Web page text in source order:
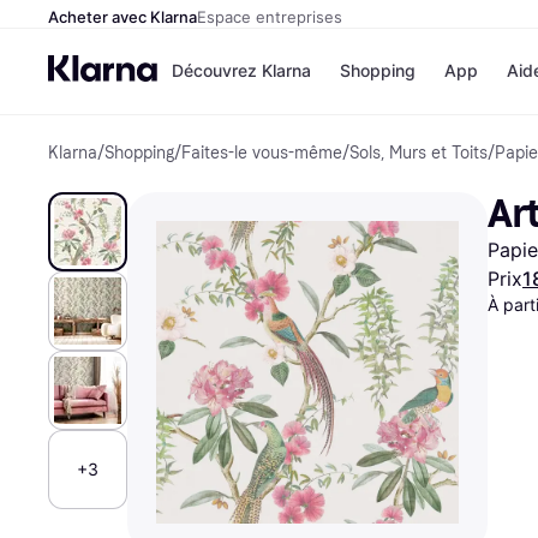
Acheter avec KlarnaEspace entreprises
Découvrez Klarna
Options de
Payer maintenant
Paiement en 3 fois
Paiement à 30 jours
Klarna sur Apple Pay
Shopping
Magasins
Airbnb
Temu
JD
Voir tous les
App
Klarna/Shopping/Faites-le vous-même/Sols, Murs et Toits/
+3
Prix
À